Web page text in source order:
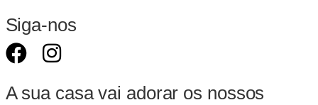
Siga-nos
A sua casa vai adorar os nossos